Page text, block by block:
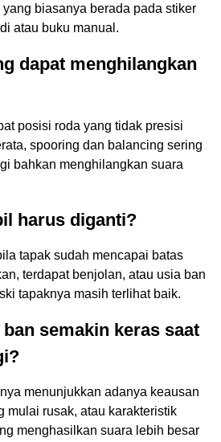
biasanya berada pada stiker
atau buku manual.
dapat menghilangkan
posisi roda yang tidak presisi
spooring dan balancing sering
bahkan menghilangkan suara
harus diganti?
tapak sudah mencapai batas
terdapat benjolan, atau usia ban
tapaknya masih terlihat baik.
semakin keras saat
menunjukkan adanya keausan
mulai rusak, atau karakteristik
menghasilkan suara lebih besar